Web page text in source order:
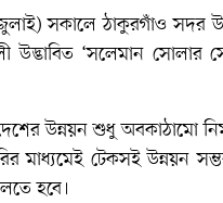
সকালে ঠাকুরগাঁও সদর
‘সলেমান সোলার
উন্নয়ন শুধু অবকাঠামো
মাধ্যমেই টেকসই উন্নয়ন
হবে।